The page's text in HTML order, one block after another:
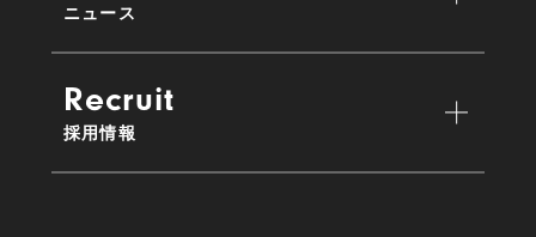
ニュース
Recruit
採用情報